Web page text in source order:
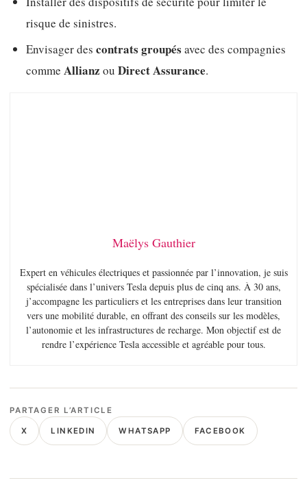
risque de sinistres.
Envisager des contrats groupés avec des compagnies
comme Allianz ou Direct Assurance.
Maëlys Gauthier
Expert en véhicules électriques et passionnée par l’innovation, je suis
spécialisée dans l’univers Tesla depuis plus de cinq ans. À 30 ans,
j’accompagne les particuliers et les entreprises dans leur transition
vers une mobilité durable, en offrant des conseils sur les modèles,
l’autonomie et les infrastructures de recharge. Mon objectif est de
rendre l’expérience Tesla accessible et agréable pour tous.
PARTAGER L’ARTICLE
X LINKEDIN WHATSAPP FACEBOOK